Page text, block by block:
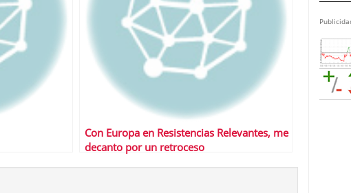
Con Europa en Resistencias Relevantes, me
decanto por un retroceso